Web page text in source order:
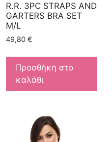
R.R. 3PC STRAPS AND
GARTERS BRA SET
M/L
49,80 €
Προσθήκη στο
καλάθι